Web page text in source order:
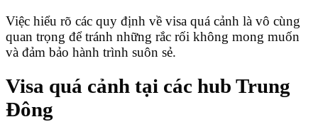
Việc hiểu rõ các quy định về visa quá cảnh là vô cùng
quan trọng để tránh những rắc rối không mong muốn
và đảm bảo hành trình suôn sẻ.
Visa quá cảnh tại các hub Trung
Đông